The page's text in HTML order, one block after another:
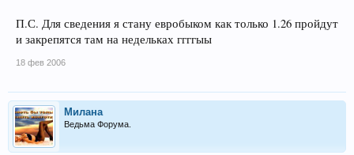
П.С. Для сведения я стану евробыком как только 1.26 пройдут
и закрепятся там на недельках ггггыы
18 фев 2006
Милана
Ведьма Форума.